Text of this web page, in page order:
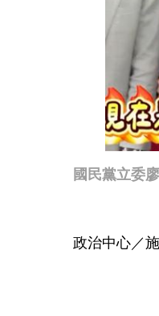
國民黨立委
政治中心／